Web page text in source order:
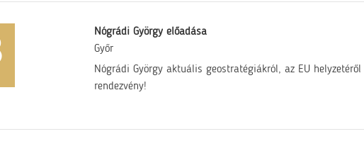
Nógrádi György előadása
Győr
Nógrádi György aktuális geostratégiákról, az EU helyzetéről
rendezvény!